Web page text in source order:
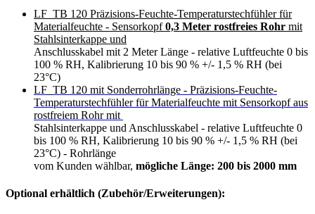
LF_TB 120 Präzisions-Feuchte-Temperaturstechfühler für
Materialfeuchte - Sensorkopf0,3 Meter rostfreies Rohr mit
Stahlsinterkappe und
Anschlusskabel mit 2 Meter Länge - relative Luftfeuchte 0 bis
100 % RH, Kalibrierung 10 bis 90 % +/- 1,5 % RH (bei
23°C)
LF_TB 120 mit Sonderrohrlänge - Präzisions-Feuchte-
Temperaturstechfühler für Materialfeuchte mit Sensorkopf aus
rostfreiem Rohr mit
Stahlsinterkappe und Anschlusskabel - relative Luftfeuchte 0
bis 100 % RH, Kalibrierung 10 bis 90 % +/- 1,5 % RH (bei
23°C) - Rohrlänge
vom Kunden wählbar, mögliche Länge: 200 bis 2000 mm
Optional erhältlich (Zubehör/Erweiterungen):